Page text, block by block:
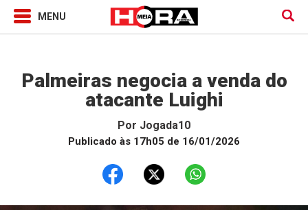
Palmeiras negocia a venda do
atacante Luighi
Por Jogada10
Publicado às 17h05 de 16/01/2026